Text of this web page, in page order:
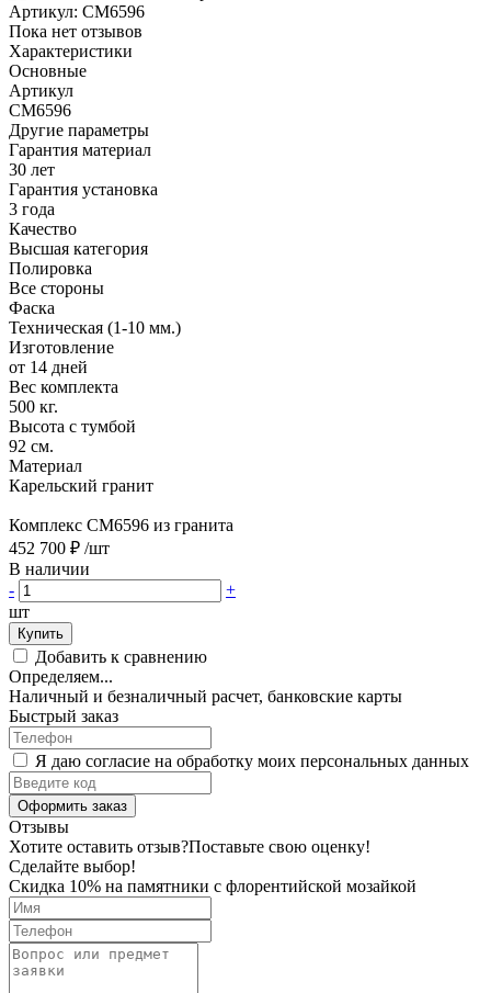
Артикул: CM6596
Пока нет отзывов
Характеристики
Основные
Артикул
CM6596
Другие параметры
Гарантия материал
30 лет
Гарантия установка
3 года
Качество
Высшая категория
Полировка
Все стороны
Фаска
Техническая (1-10 мм.)
Изготовление
от 14 дней
Вес комплекта
500 кг.
Высота с тумбой
92 см.
Материал
Карельский гранит
Комплекс CM6596 из гранита
452 700 ₽ /шт
В наличии
-
+
шт
Купить
Добавить к сравнению
Определяем...
Наличный и безналичный расчет, банковские карты
Быстрый заказ
Я даю согласие на обработку моих персональных данных
Оформить заказ
Отзывы
Хотите оставить отзыв?Поставьте свою оценку!
Сделайте выбор!
Скидка 10% на памятники с флорентийской мозайкой